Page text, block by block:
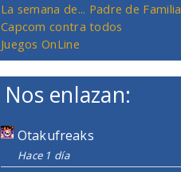
La semana de... Padre de Familia
Capcom contra todos
Juegos OnLine
Nos enlazan:
Otakufreaks
Hace 1 día